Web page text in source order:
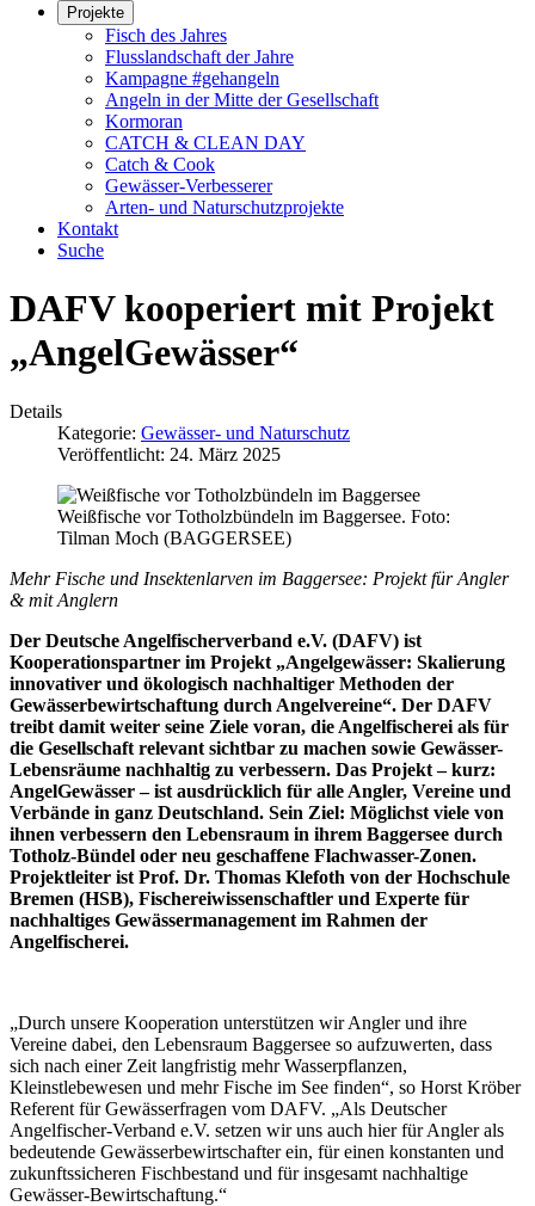
Projekte
Fisch des Jahres
Flusslandschaft der Jahre
Kampagne #gehangeln
Angeln in der Mitte der Gesellschaft
Kormoran
CATCH & CLEAN DAY
Catch & Cook
Gewässer-Verbesserer
Arten- und Naturschutzprojekte
Kontakt
Suche
DAFV kooperiert mit Projekt
„AngelGewässer“
Details
Kategorie: Gewässer- und Naturschutz
Veröffentlicht: 24. März 2025
Weißfische vor Totholzbündeln im Baggersee. Foto:
Tilman Moch (BAGGERSEE)
Mehr Fische und Insektenlarven im Baggersee: Projekt für Angler
& mit Anglern
Der Deutsche Angelfischerverband e.V. (DAFV) ist
Kooperationspartner im Projekt „Angelgewässer: Skalierung
innovativer und ökologisch nachhaltiger Methoden der
Gewässerbewirtschaftung durch Angelvereine“. Der DAFV
treibt damit weiter seine Ziele voran, die Angelfischerei als für
die Gesellschaft relevant sichtbar zu machen sowie Gewässer-
Lebensräume nachhaltig zu verbessern. Das Projekt – kurz:
AngelGewässer – ist ausdrücklich für alle Angler, Vereine und
Verbände in ganz Deutschland. Sein Ziel: Möglichst viele von
ihnen verbessern den Lebensraum in ihrem Baggersee durch
Totholz-Bündel oder neu geschaffene Flachwasser-Zonen.
Projektleiter ist Prof. Dr. Thomas Klefoth von der Hochschule
Bremen (HSB), Fischereiwissenschaftler und Experte für
nachhaltiges Gewässermanagement im Rahmen der
Angelfischerei.
„Durch unsere Kooperation unterstützen wir Angler und ihre
Vereine dabei, den Lebensraum Baggersee so aufzuwerten, dass
sich nach einer Zeit langfristig mehr Wasserpflanzen,
Kleinstlebewesen und mehr Fische im See finden“, so Horst Kröber
Referent für Gewässerfragen vom DAFV. „Als Deutscher
Angelfischer-Verband e.V. setzen wir uns auch hier für Angler als
bedeutende Gewässerbewirtschafter ein, für einen konstanten und
zukunftssicheren Fischbestand und für insgesamt nachhaltige
Gewässer-Bewirtschaftung.“